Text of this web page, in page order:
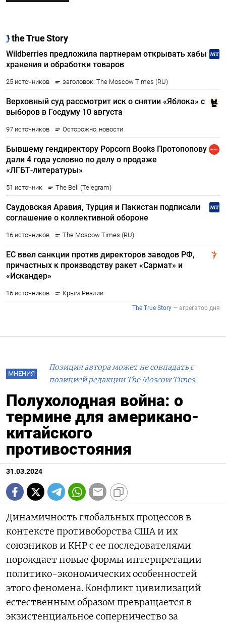
МНЕНИЯ
Позиция автора может не совпадать с
позицией редакции The Moscow Times.
Полухолодная война: о
термине для американо-
китайского
противостояния
31.03.2024
Динамичность глобальных процессов в
контексте противоборства США и их
союзников и КНР с ее последователями
порождает новые формы интерпретации
политико-экономических особенностей
этого феномена. Конфликт цивилизаций
естественным образом превращается в
экзистенциальное соперничество за